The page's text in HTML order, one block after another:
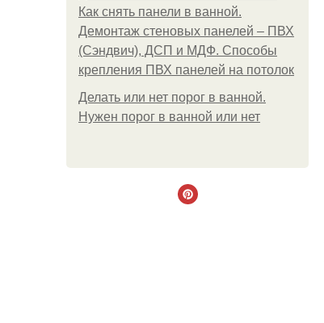
Как снять панели в ванной.
Демонтаж стеновых панелей – ПВХ
(Сэндвич), ДСП и МДФ. Способы
крепления ПВХ панелей на потолок
Делать или нет порог в ванной.
Нужен порог в ванной или нет